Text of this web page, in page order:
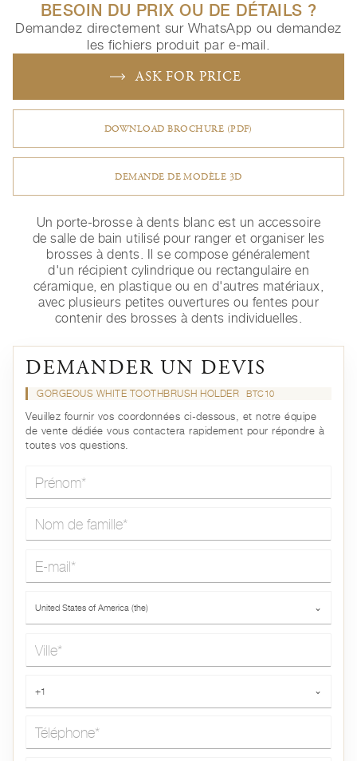
BESOIN DU PRIX OU DE DÉTAILS ?
Demandez directement sur WhatsApp ou demandez
les fichiers produit par e-mail.
ASK FOR PRICE
DOWNLOAD BROCHURE (PDF)
DEMANDE DE MODÈLE 3D
Un porte-brosse à dents blanc est un accessoire
de salle de bain utilisé pour ranger et organiser les
brosses à dents. Il se compose généralement
d'un récipient cylindrique ou rectangulaire en
céramique, en plastique ou en d'autres matériaux,
avec plusieurs petites ouvertures ou fentes pour
contenir des brosses à dents individuelles.
DEMANDER UN DEVIS
GORGEOUS WHITE TOOTHBRUSH HOLDER BTC10
Veuillez fournir vos coordonnées ci-dessous, et notre équipe
de vente dédiée vous contactera rapidement pour répondre à
toutes vos questions.
United States of America (the) ⌄
+1 ⌄